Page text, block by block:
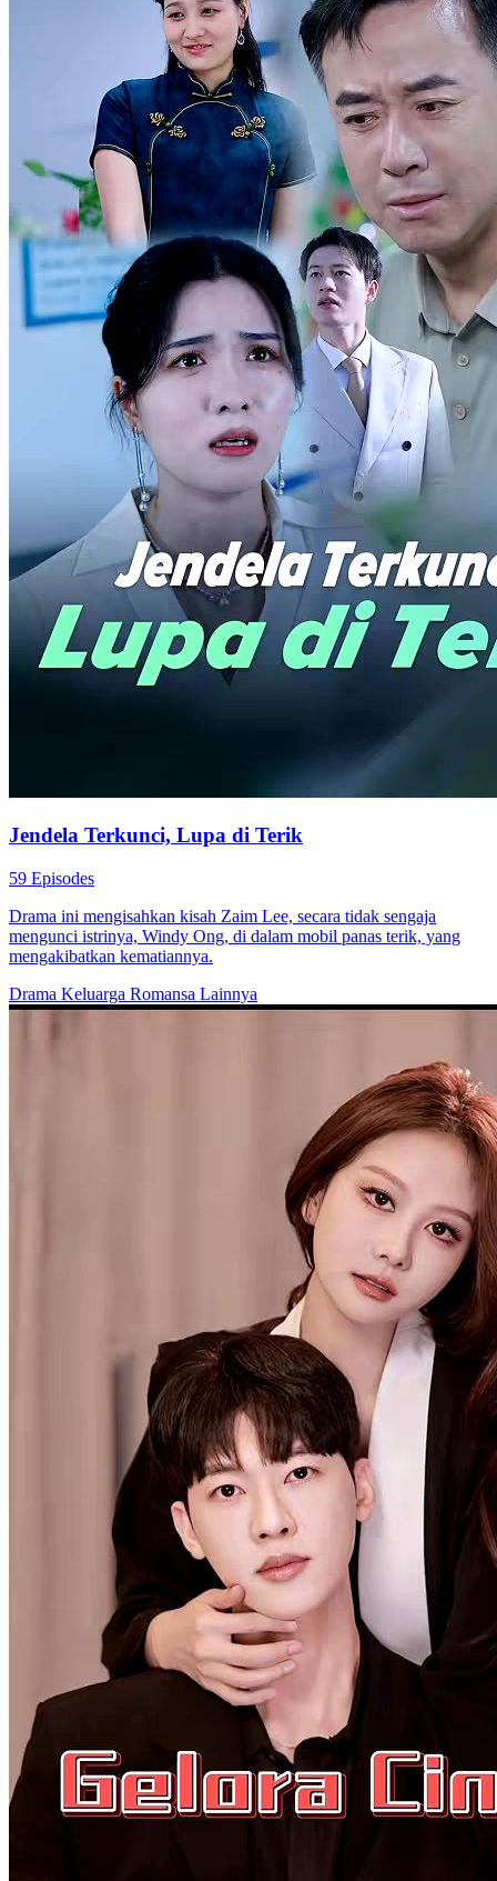
Jendela Terkunci, Lupa di Terik
59 Episodes
Drama ini mengisahkan kisah Zaim Lee, secara tidak sengaja
mengunci istrinya, Windy Ong, di dalam mobil panas terik, yang
mengakibatkan kematiannya.
Drama Keluarga Romansa Lainnya